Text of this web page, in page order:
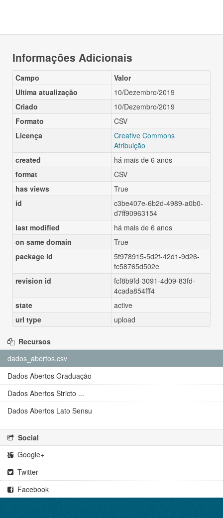
Informações Adicionais
Campo
Valor
Ultima atualização
10/Dezembro/2019
Criado
10/Dezembro/2019
Formato
CSV
Licença
Creative Commons
Atribuição
created
há mais de 6 anos
format
CSV
has views
True
id
c3be407e-6b2d-4989-a0b0-
d7ff90963154
last modified
há mais de 6 anos
on same domain
True
package id
5f978915-5d2f-42d1-9d26-
fc58765d502e
revision id
fcf8b9fd-3091-4d09-83fd-
4cada854fff4
state
active
url type
upload
Recursos
dados_abertos.csv
Dados Abertos Graduação
Dados Abertos Stricto ...
Dados Abertos Lato Sensu
Social
Google+
Twitter
Facebook